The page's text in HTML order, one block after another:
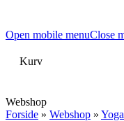
Open mobile menuClose
Kurv
Webshop
Forside » Webshop »